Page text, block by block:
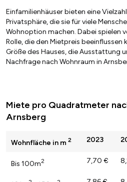
Einfamilienhäuser bieten eine
Privatsphäre, die sie für viele
Wohnoption machen. Dabei spielen
Rolle, die den Mietpreis beeinflussen
Größe des Hauses, die Ausstattung
Nachfrage nach Wohnraum in
Miete pro Quadratmeter
Arnsberg
Wohnfläche in m 2 2023
Bis 100m2 7,70 €